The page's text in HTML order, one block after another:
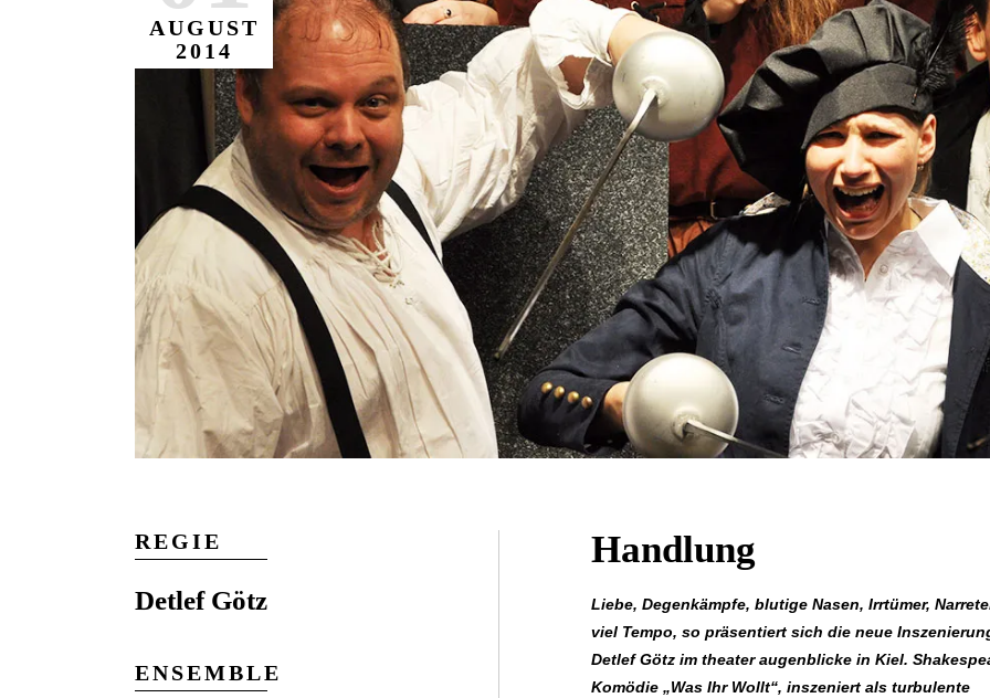
AUGUST
2014
REGIE
Detlef Götz
ENSEMBLE
Handlung
Liebe, Degenkämpfe, blutige Nasen, Irrtümer,
viel Tempo, so präsentiert sich die neue
Detlef Götz im theater augenblickein Kiel.
Komödie „Was Ihr Wollt“, inszeniert als turbulente